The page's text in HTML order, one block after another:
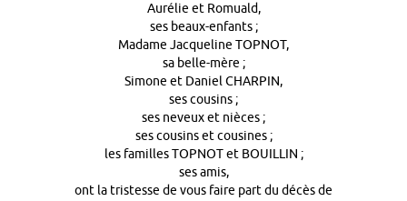
Aurélie et Romuald,
ses beaux-enfants ;
Madame Jacqueline TOPNOT,
sa belle-mère ;
Simone et Daniel CHARPIN,
ses cousins ;
ses neveux et nièces ;
ses cousins et cousines ;
les familles TOPNOT et BOUILLIN ;
ses amis,
ont la tristesse de vous faire part du décès de